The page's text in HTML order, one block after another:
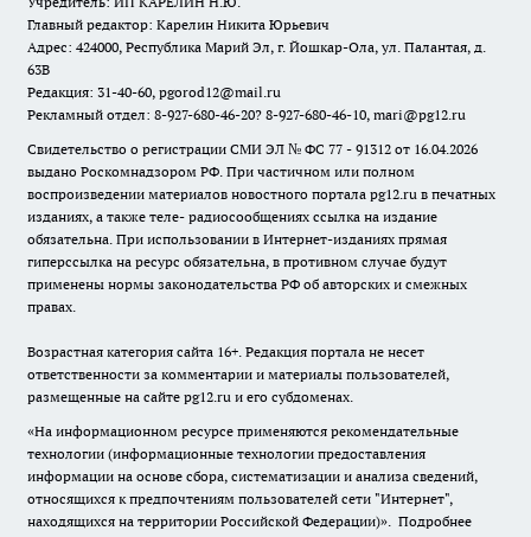
Главный редактор: Карелин Никита Юрьевич
Адрес: 424000, Республика Марий Эл, г. Йошкар-Ола, ул. Палантая, д.
63В
Редакция: 31-40-60, pgorod12@mail.ru
Рекламный отдел: 8-927-680-46-20? 8-927-680-46-10, mari@pg12.ru
Свидетельство о регистрации СМИ ЭЛ № ФС 77 - 91312 от 16.04.2026
выдано Роскомнадзором РФ. При частичном или полном
воспроизведении материалов новостного портала pg12.ru в печатных
изданиях, а также теле- радиосообщениях ссылка на издание
обязательна. При использовании в Интернет-изданиях прямая
гиперссылка на ресурс обязательна, в противном случае будут
применены нормы законодательства РФ об авторских и смежных
правах.
Возрастная категория сайта 16+. Редакция портала не несет
ответственности за комментарии и материалы пользователей,
размещенные на сайте pg12.ru и его субдоменах.
«На информационном ресурсе применяются рекомендательные
технологии (информационные технологии предоставления
информации на основе сбора, систематизации и анализа сведений,
относящихся к предпочтениям пользователей сети "Интернет",
находящихся на территории Российской Федерации)». Подробнее